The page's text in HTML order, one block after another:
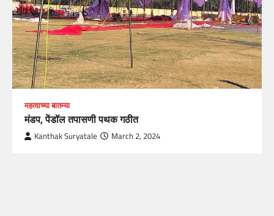
महत्वाच्या बातम्या
मंडप, पेंडॉल तपासणी पथक गठीत
Kanthak Suryatale March 2, 2024